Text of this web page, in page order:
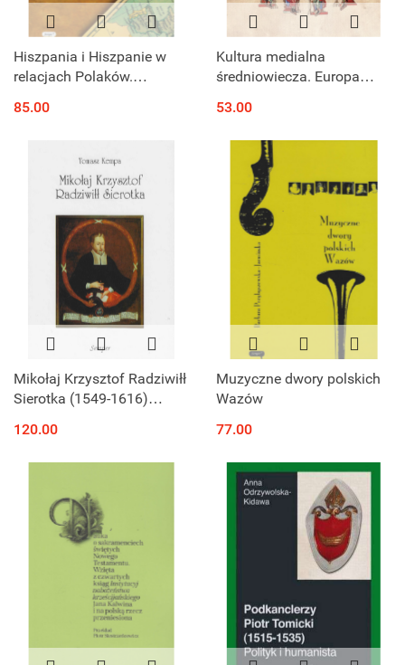
Hiszpania i Hiszpanie w
relacjach Polaków.
pobytu od XVI do
85.00
Kultura medialna
średniowiecza. Europa
53.00
Mikołaj Krzysztof Radziwiłł
Sierotka (1549-1616)
120.00
Muzyczne dwory polskich
Wazów
77.00